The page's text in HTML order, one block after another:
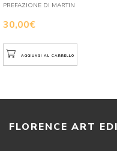
30,00€
PREFAZIONE DI MARTIN
AGGIUNGI AL CARRELLO
FLORENCE ART